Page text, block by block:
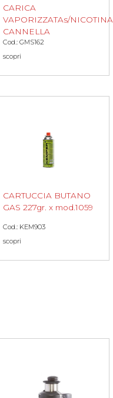
CARICA
VAPORIZZATAs/NICOTINA
CANNELLA
Cod.: GMS162
scopri
CARTUCCIA BUTANO
GAS 227gr. x mod.1059
Cod.: KEM903
scopri